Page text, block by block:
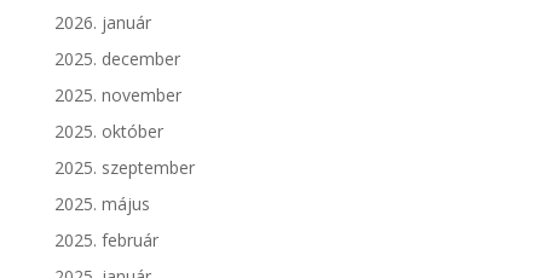
2026. január
2025. december
2025. november
2025. október
2025. szeptember
2025. május
2025. február